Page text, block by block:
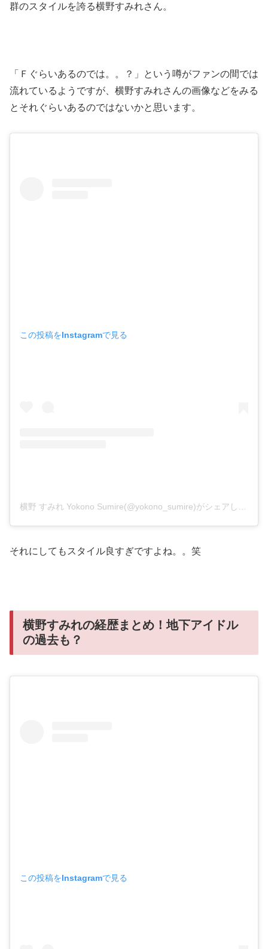
群のスタイルを誇る横野すみれさん。
「Ｆぐらいあるのでは。。？」という噂がファンの間では
流れているようですが、横野すみれさんの画像などをみる
とそれぐらいあるのではないかと思います。
この投稿をInstagramで見る
それにしてもスタイル良すぎですよね。。笑
横野すみれの経歴まとめ！地下アイドル
の過去も？
この投稿をInstagramで見る